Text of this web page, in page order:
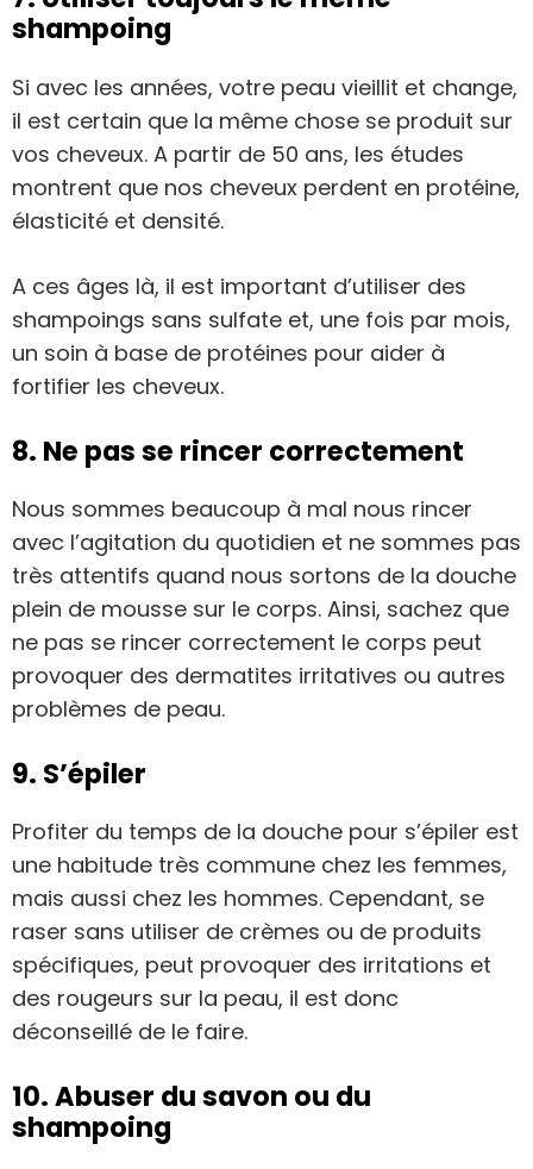
shampoing
Si avec les années, votre peau vieillit et change,
il est certain que la même chose se produit sur
vos cheveux. A partir de 50 ans, les études
montrent que nos cheveux perdent en protéine,
élasticité et densité.
A ces âges là, il est important d’utiliser des
shampoings sans sulfate et, une fois par mois,
un soin à base de protéines pour aider à
fortifier les cheveux.
8. Ne pas se rincer correctement
Nous sommes beaucoup à mal nous rincer
avec l’agitation du quotidien et ne sommes pas
très attentifs quand nous sortons de la douche
plein de mousse sur le corps. Ainsi, sachez que
ne pas se rincer correctement le corps peut
provoquer des dermatites irritatives ou autres
problèmes de peau.
9. S’épiler
Profiter du temps de la douche pour s’épiler est
une habitude très commune chez les femmes,
mais aussi chez les hommes. Cependant, se
raser sans utiliser de crèmes ou de produits
spécifiques, peut provoquer des irritations et
des rougeurs sur la peau, il est donc
déconseillé de le faire.
10. Abuser du savon ou du
shampoing